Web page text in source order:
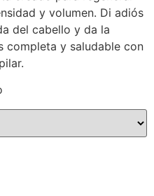
y volumen. Di adiós
del cabello y da la
completa y saludable con